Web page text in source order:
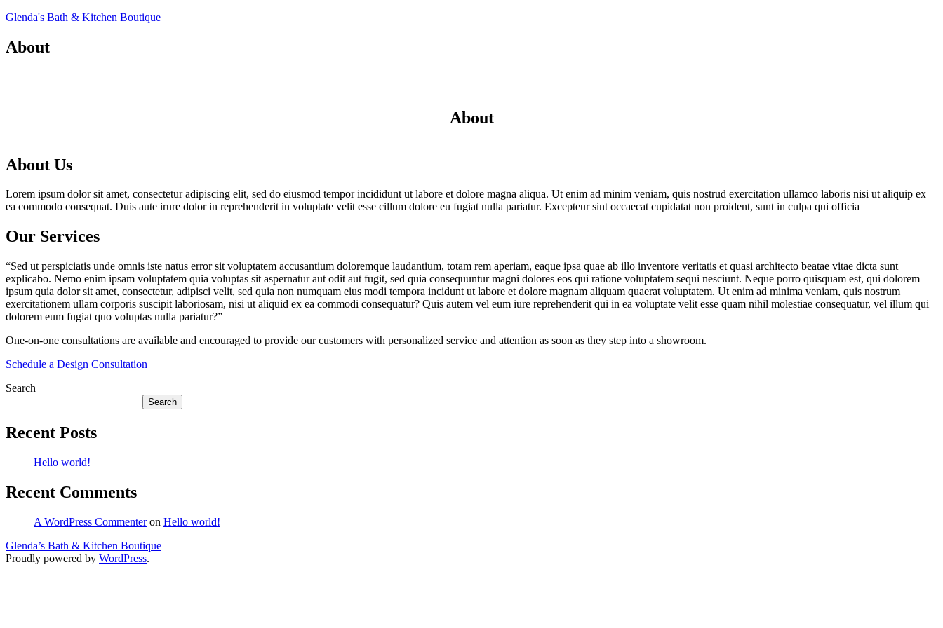
Skip
content
Glenda's Bath & Kitchen Boutique
About
About
About Us
Lorem ipsum dolor sit amet, consectetur adipiscing elit, sed do eiusmod tempor incididunt ut labore et dolore magna aliqua. Ut enim ad minim veniam, quis nostrud exercitation ullamco laboris nisi ut aliquip ex
ea commodo consequat. Duis aute irure dolor in reprehenderit in voluptate velit esse cillum dolore eu fugiat nulla pariatur. Excepteur sint occaecat cupidatat non proident, sunt in culpa qui officia
Our Services
“Sed ut perspiciatis unde omnis iste natus error sit voluptatem accusantium doloremque laudantium, totam rem aperiam, eaque ipsa quae ab illo inventore veritatis et quasi architecto beatae vitae dicta sunt
explicabo. Nemo enim ipsam voluptatem quia voluptas sit aspernatur aut odit aut fugit, sed quia consequuntur magni dolores eos qui ratione voluptatem sequi nesciunt. Neque porro quisquam est, qui dolorem
ipsum quia dolor sit amet, consectetur, adipisci velit, sed quia non numquam eius modi tempora incidunt ut labore et dolore magnam aliquam quaerat voluptatem. Ut enim ad minima veniam, quis nostrum
exercitationem ullam corporis suscipit laboriosam, nisi ut aliquid ex ea commodi consequatur? Quis autem vel eum iure reprehenderit qui in ea voluptate velit esse quam nihil molestiae consequatur, vel illum qui
dolorem eum fugiat quo voluptas nulla pariatur?”
One-on-one consultations are available and encouraged to provide our customers with personalized service and attention as soon as they step into a showroom.
Schedule a Design Consultation
Search
Search
Recent Posts
Hello world!
Recent Comments
A WordPress Commenteron Hello world!
Glenda’s Bath & Kitchen Boutique
Proudly powered by WordPress.